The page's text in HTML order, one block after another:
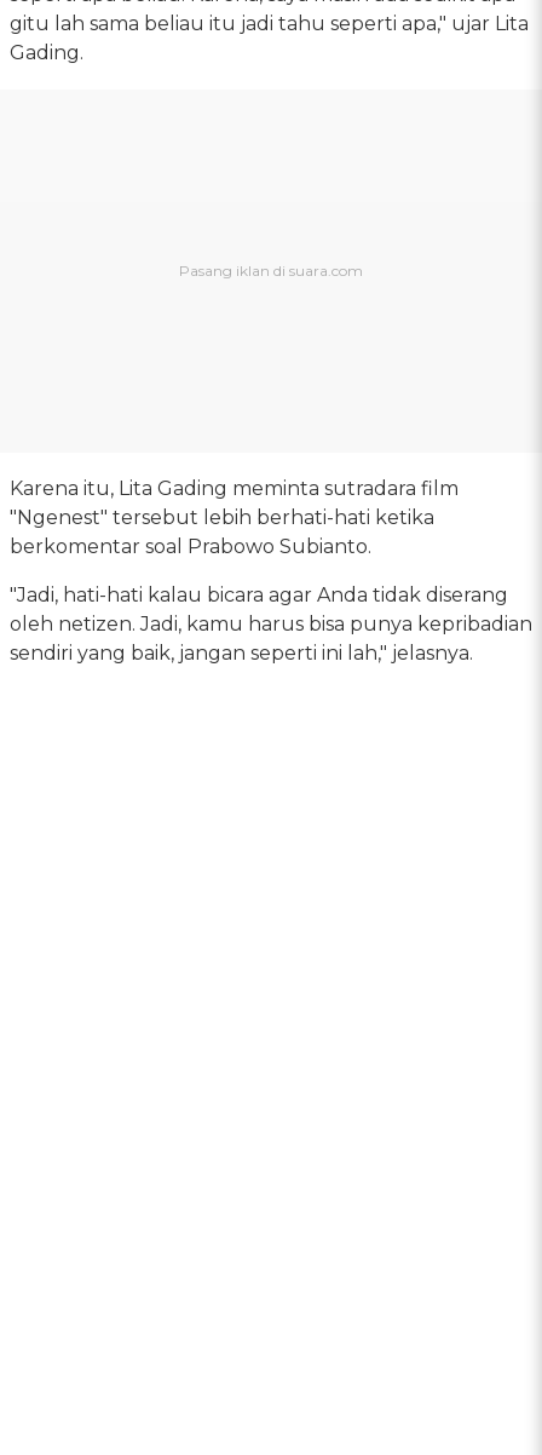
gitu lah sama beliau itu jadi tahu seperti apa," ujar Lita
Gading.
Karena itu, Lita Gading meminta sutradara film
"Ngenest" tersebut lebih berhati-hati ketika
berkomentar soal Prabowo Subianto.
"Jadi, hati-hati kalau bicara agar Anda tidak diserang
oleh netizen. Jadi, kamu harus bisa punya kepribadian
sendiri yang baik, jangan seperti ini lah," jelasnya.